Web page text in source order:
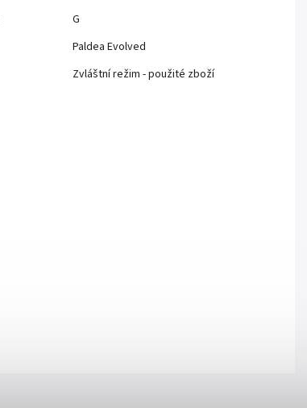
G
Paldea Evolved
Zvláštní režim - použité zboží